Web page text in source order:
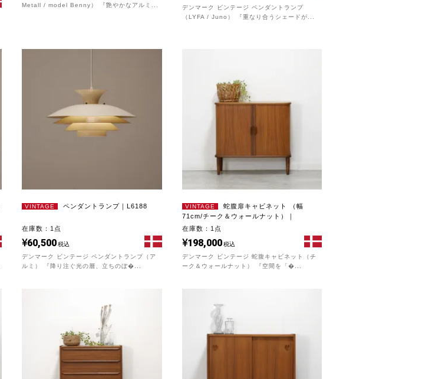
Metall / model Benny） 『艶やかなアルミ...
デンマーク ビンテージ ペンダントランプ
（LYFA / Juno） 『重なり合うシェードが...
VINTAGE ペンダントランプ｜L6188
在庫数：1点
60,500税込
デンマーク ビンテージ ペンダントランプ（ア
ルミ） 『降り注ぐ光の層、立ちのぼ�...
VINTAGE
蛇腹扉キャビネット （幅
71cm/チーク＆ウォールナット）｜
UD22278
在庫数：1点
198,000 税込
デンマーク ビンテージ 蛇腹キャビネット（チ
ーク＆ウォールナット） 『空間を「�...